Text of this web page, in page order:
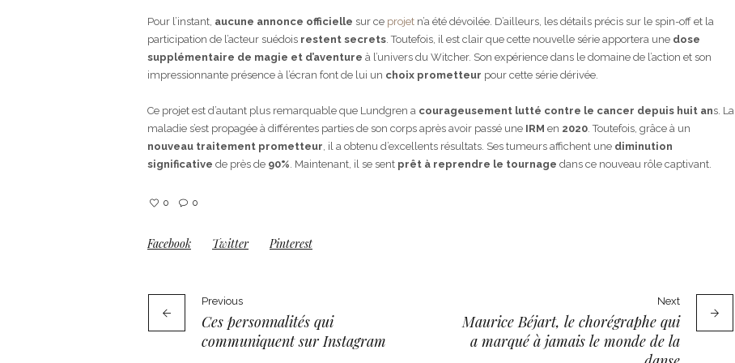
Pour l’instant, aucune annonce officielle sur ce projet n’a été dévoilée. D’ailleurs, les détails précis sur le spin-off et la
participation de l’acteur suédois restent secrets. Toutefois, il est clair que cette nouvelle série apportera une dose
supplémentaire de magie et d’aventure à l’univers du Witcher. Son expérience dans le domaine de l’action et son
impressionnante présence à l’écran font de lui un choix prometteur pour cette série dérivée.
Ce projet est d’autant plus remarquable que Lundgren a courageusement lutté contre le cancer depuis huit ans. La
maladie s’est propagée à différentes parties de son corps après avoir passé une IRM en 2020. Toutefois, grâce à un
nouveau traitement prometteur, il a obtenu d’excellents résultats. Ses tumeurs affichent une diminution
significative de près de 90%. Maintenant, il se sent prêt à reprendre le tournage dans ce nouveau rôle captivant.
0 0
Facebook Twitter Pinterest
Previous
Ces personnalités qui
communiquent sur Instagram
Next
Maurice Béjart, le chorégraphe qui
a marqué à jamais le monde de la